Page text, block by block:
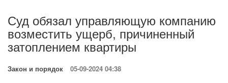
Суд обязал управляющую компанию
возместить ущерб, причиненный
затоплением квартиры
Закон и порядок 05-09-2024 04:38